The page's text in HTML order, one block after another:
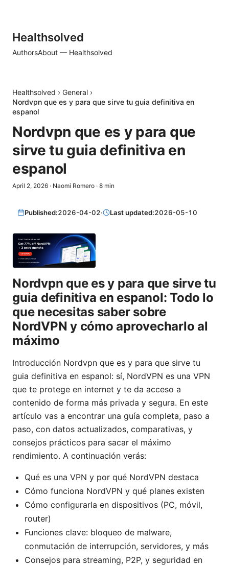
Healthsolved
AuthorsAbout — Healthsolved
Healthsolved › General ›
Nordvpn que es y para que sirve tu guia definitiva en
espanol
Nordvpn que es y para que
sirve tu guia definitiva en
espanol
April 2, 2026 · Naomi Romero · 8 min
Published:2026-04-02· Last updated:2026-05-10
Nordvpn que es y para que sirve tu
guia definitiva en espanol: Todo lo
que necesitas saber sobre
NordVPN y cómo aprovecharlo al
máximo
Introducción Nordvpn que es y para que sirve tu
guia definitiva en espanol: sí, NordVPN es una VPN
que te protege en internet y te da acceso a
contenido de forma más privada y segura. En este
artículo vas a encontrar una guía completa, paso a
paso, con datos actualizados, comparativas, y
consejos prácticos para sacar el máximo
rendimiento. A continuación verás:
Qué es una VPN y por qué NordVPN destaca
Cómo funciona NordVPN y qué planes existen
Cómo configurarla en dispositivos (PC, móvil,
router)
Funciones clave: bloqueo de malware,
conmutación de interrupción, servidores, y más
Consejos para streaming, P2P, y seguridad en